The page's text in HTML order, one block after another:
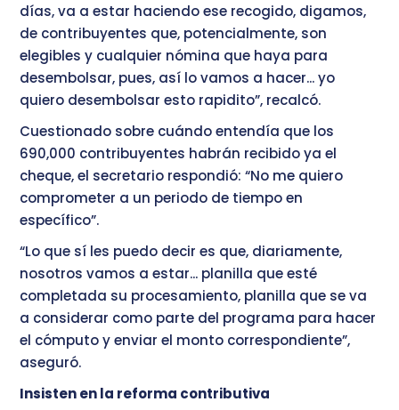
días, va a estar haciendo ese recogido, digamos,
de contribuyentes que, potencialmente, son
elegibles y cualquier nómina que haya para
desembolsar, pues, así lo vamos a hacer... yo
quiero desembolsar esto rapidito”, recalcó.
Cuestionado sobre cuándo entendía que los
690,000 contribuyentes habrán recibido ya el
cheque, el secretario respondió: “No me quiero
comprometer a un periodo de tiempo en
específico”.
“Lo que sí les puedo decir es que, diariamente,
nosotros vamos a estar... planilla que esté
completada su procesamiento, planilla que se va
a considerar como parte del programa para hacer
el cómputo y enviar el monto correspondiente”,
aseguró.
Insisten en la reforma contributiva